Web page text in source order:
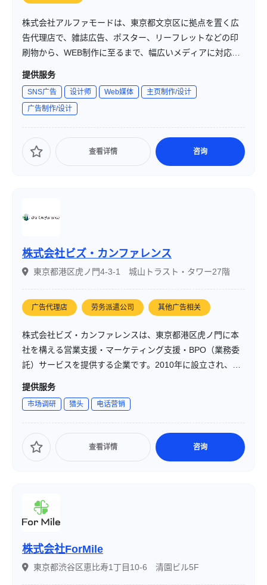
株式会社アルファモードは、東京都文京区に拠点を置く広
告代理店で、雑誌広告、ポスター、リーフレットなどの印
刷物から、WEB制作に至るまで、幅広いメディアに対応し
たサービスを提供しています。企業のブランド戦略やプロ
ンを実現しています。
提供服务
SNS广告 设计师 Web媒体
主页制作/设计
广告制作/设计
查看详情 咨询
株式会社ビズ・カンファレンス
東京都港区虎ノ門4-3-1 城山トラスト・タワー27階
广告代理店 劳务派遣公司 其他广告相关
株式会社ビズ・カンファレンスは、東京都港区虎ノ門に本
社を構える営業支援・マーケティング支援・BPO（業務委
託）サービスを提供する企業です。2010年に設立され、特
にIT系商材に強みを持つコールセンター運営を中心に、営
成長無くして、当社の成長なし」という企業理念のもと、
顧客満足度の向上と長期的なパートナーシップの構築を目
指しています。
提供服务
市场调研 猎头 电话营销
查看详情 咨询
株式会社ForMile
東京都渋谷区恵比寿1丁目10-6 清園ビル5F